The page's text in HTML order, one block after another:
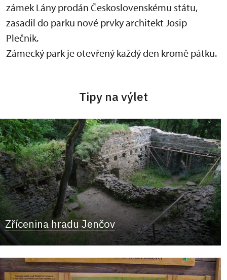
zámek Lány prodán Československému státu,
zasadil do parku nové prvky architekt Josip
Plečnik.
Zámecký park je otevřený každý den kromě pátku.
Tipy na výlet
Zřícenina hradu Jenčov